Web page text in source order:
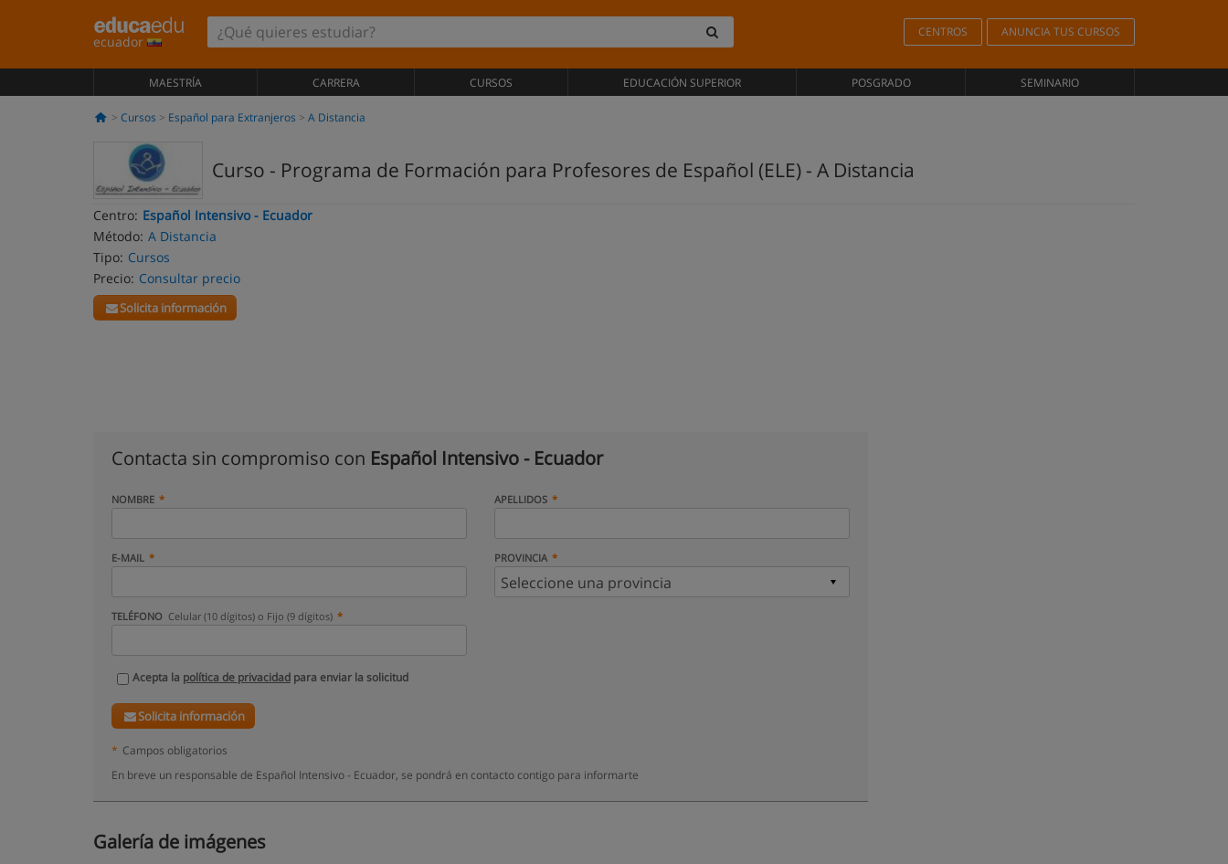
ecuador
CENTROS ANUNCIA TUS CURSOS
MAESTRÍA CARRERA CURSOS EDUCACIÓN SUPERIOR POSGRADO SEMINARIO
Cursos Español para Extranjeros A Distancia
Curso - Programa de Formación para Profesores de Español (ELE) - A Distancia
Centro: Español Intensivo - Ecuador
Método: A Distancia
Tipo: Cursos
Precio: Consultar precio
Solicita información
Contacta sin compromiso con Español Intensivo - Ecuador
NOMBRE APELLIDOS
E-MAIL PROVINCIA
TELÉFONO Celular (10 dígitos) o Fijo (9 dígitos)
Acepta la política de privacidad para enviar la solicitud
Solicita información
* Campos obligatorios
En breve un responsable de Español Intensivo - Ecuador, se pondrá en contacto contigo para informarte
Galería de imágenes